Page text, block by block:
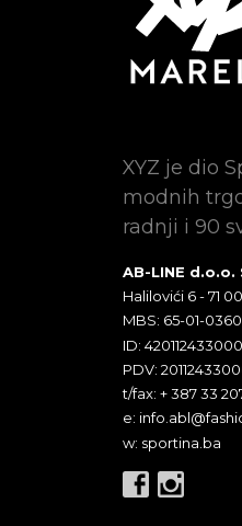
XYZ je dio
modnih
radnji i 90
AB-LINE d.o.o.
Halilovići 6 - 71
MBS: 65-01-
ID:
PDV:
t/fax: + 387 33
e:
w: sportina.ba